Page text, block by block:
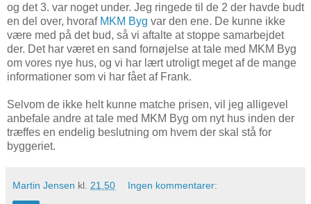
og det 3. var noget under. Jeg ringede til de 2 der havde budt
en del over, hvoraf MKM Byg var den ene. De kunne ikke
være med på det bud, så vi aftalte at stoppe samarbejdet
der. Det har været en sand fornøjelse at tale med MKM Byg
om vores nye hus, og vi har lært utroligt meget af de mange
informationer som vi har fået af Frank.
Selvom de ikke helt kunne matche prisen, vil jeg alligevel
anbefale andre at tale med MKM Byg om nyt hus inden der
træffes en endelig beslutning om hvem der skal stå for
byggeriet.
Martin Jensen kl. 21.50 Ingen kommentarer: